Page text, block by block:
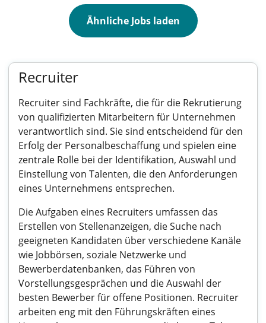
Ähnliche Jobs laden
Recruiter
Recruiter sind Fachkräfte, die für die Rekrutierung
von qualifizierten Mitarbeitern für Unternehmen
verantwortlich sind. Sie sind entscheidend für den
Erfolg der Personalbeschaffung und spielen eine
zentrale Rolle bei der Identifikation, Auswahl und
Einstellung von Talenten, die den Anforderungen
eines Unternehmens entsprechen.
Die Aufgaben eines Recruiters umfassen das
Erstellen von Stellenanzeigen, die Suche nach
geeigneten Kandidaten über verschiedene Kanäle
wie Jobbörsen, soziale Netzwerke und
Bewerberdatenbanken, das Führen von
Vorstellungsgesprächen und die Auswahl der
besten Bewerber für offene Positionen. Recruiter
arbeiten eng mit den Führungskräften eines